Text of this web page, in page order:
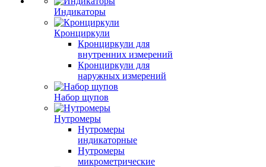
Индикаторы
Кронциркули
Кронциркули для
внутренних измерений
Кронциркули для
наружных измерений
Набор щупов
Нутромеры
Нутромеры
индикаторные
Нутромеры
микрометрические